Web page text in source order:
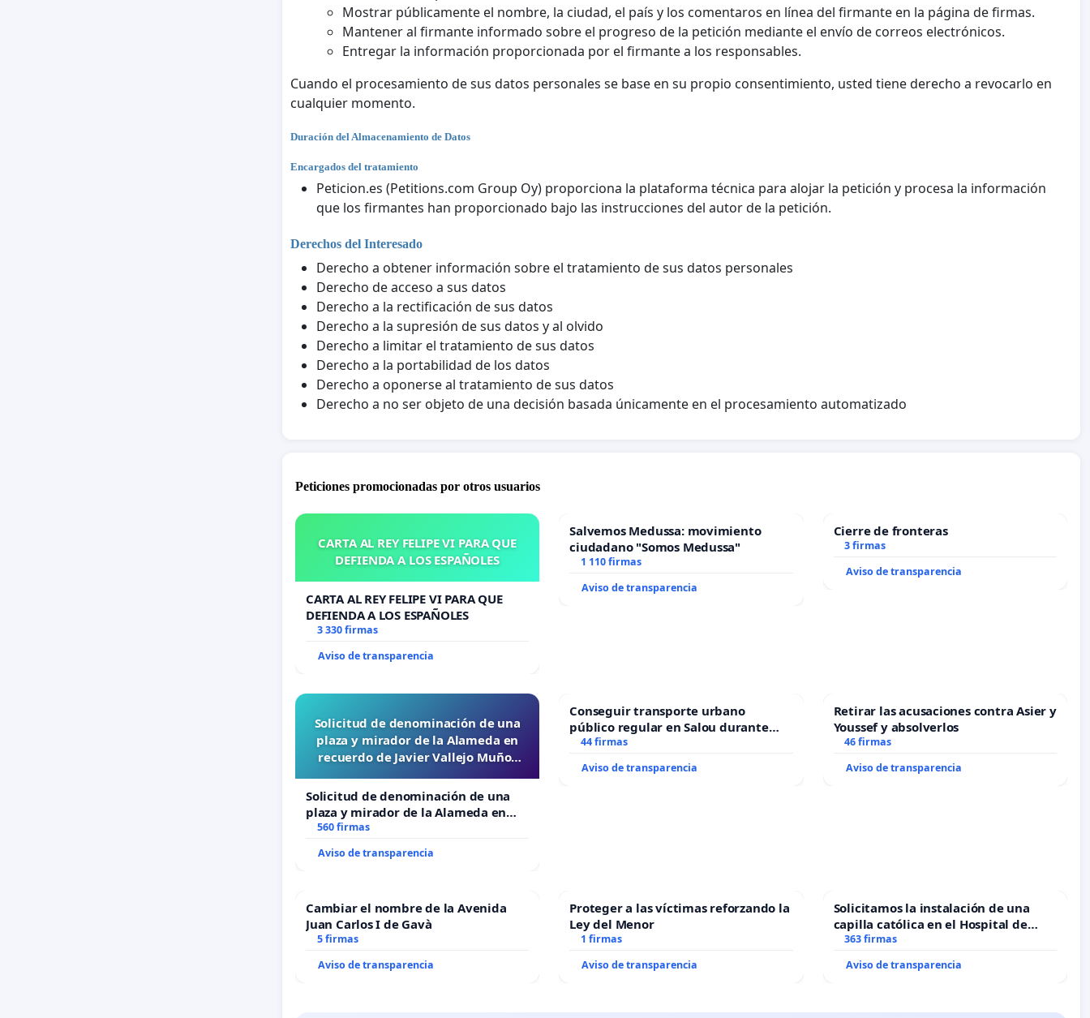
Mostrar públicamente el nombre, la ciudad, el país y los comentaros en línea del firmante en la página de firmas.
Mantener al firmante informado sobre el progreso de la petición mediante el envío de correos electrónicos.
Entregar la información proporcionada por el firmante a los responsables.
Cuando el procesamiento de sus datos personales se base en su propio consentimiento, usted tiene derecho a revocarlo en
cualquier momento.
Duración del Almacenamiento de Datos
Encargados del tratamiento
Peticion.es (Petitions.com Group Oy) proporciona la plataforma técnica para alojar la petición y procesa la información
que los firmantes han proporcionado bajo las instrucciones del autor de la petición.
Derechos del Interesado
Derecho a obtener información sobre el tratamiento de sus datos personales
Derecho de acceso a sus datos
Derecho a la rectificación de sus datos
Derecho a la supresión de sus datos y al olvido
Derecho a limitar el tratamiento de sus datos
Derecho a la portabilidad de los datos
Derecho a oponerse al tratamiento de sus datos
Derecho a no ser objeto de una decisión basada únicamente en el procesamiento automatizado
Peticiones promocionadas por otros usuarios
CARTA AL REY FELIPE VI PARA QUE
DEFIENDA A LOS ESPAÑOLES
CARTA AL REY FELIPE VI PARA QUE
DEFIENDA A LOS ESPAÑOLES
3 330 firmas
Aviso de transparencia
Salvemos Medussa: movimiento
ciudadano "Somos Medussa"
1 110 firmas
Aviso de transparencia
Cierre de fronteras
3 firmas
Aviso de transparencia
Solicitud de denominación de una
plaza y mirador de la Alameda en
recuerdo de Javier Vallejo Muñoz
Solicitud de denominación de una
plaza y mirador de la Alameda en
recuerdo de Javier Vallejo Muñoz
560 firmas
Aviso de transparencia
Conseguir transporte urbano
público regular en Salou durante
todo el año
44 firmas
Aviso de transparencia
Retirar las acusaciones contra Asier y
Youssef y absolverlos
46 firmas
Aviso de transparencia
Cambiar el nombre de la Avenida
Juan Carlos I de Gavà
5 firmas
Aviso de transparencia
Proteger a las víctimas reforzando la
Ley del Menor
1 firmas
Aviso de transparencia
Solicitamos la instalación de una
capilla católica en el Hospital de
Alcañiz
363 firmas
Aviso de transparencia